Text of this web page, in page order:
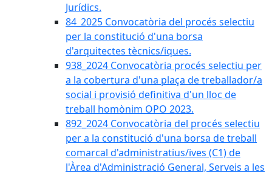
Jurídics.
84_2025 Convocatòria del procés selectiu
per la constitució d'una borsa
d'arquitectes tècnics/iques.
938_2024 Convocatòria procés selectiu per
a la cobertura d'una plaça de treballador/a
social i provisió definitiva d'un lloc de
treball homònim OPO 2023.
892_2024 Convocatòria del procés selectiu
per a la constitució d'una borsa de treball
comarcal d'administratius/ives (C1) de
l'Àrea d'Administració General, Serveis a les